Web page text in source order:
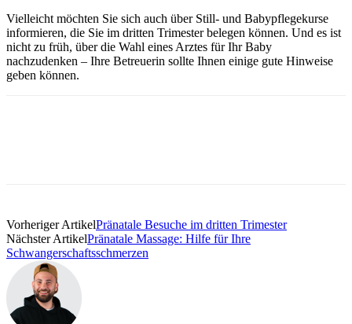
Vielleicht möchten Sie sich auch über Still- und Babypflegekurse
informieren, die Sie im dritten Trimester belegen können. Und es ist
nicht zu früh, über die Wahl eines Arztes für Ihr Baby
nachzudenken – Ihre Betreuerin sollte Ihnen einige gute Hinweise
geben können.
Vorheriger ArtikelPränatale Besuche im dritten Trimester
Nächster ArtikelPränatale Massage: Hilfe für Ihre
Schwangerschaftsschmerzen